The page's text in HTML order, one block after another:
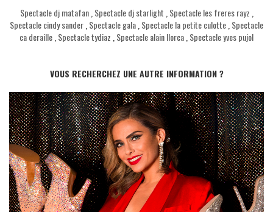
Spectacle dj matafan, Spectacle dj starlight Spectacle les freres rayz
Spectacle cindy sander Spectacle gala Spectacle la petite culotte Spectacle
ca deraille Spectacle tydiaz Spectacle alain llorca Spectacle yves pujol
VOUS RECHERCHEZ UNE AUTRE INFORMATION ?